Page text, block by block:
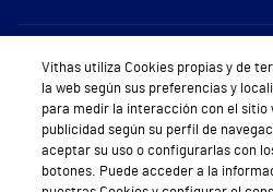
Sobre
Quiénes
Trabajar en
Teléfono Cita
Vithas utiliza Cookies propias y de
la web según sus preferencias y
para medir la interacción con el sitio
publicidad según su perfil de
aceptar su uso o configurarlas con
botones. Puede acceder a la